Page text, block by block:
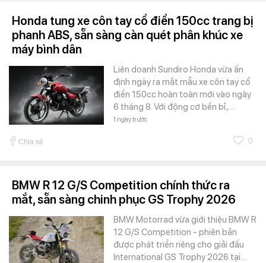
Honda tung xe côn tay cổ điển 150cc trang bị
phanh ABS, sẵn sàng càn quét phân khúc xe
máy bình dân
Liên doanh Sundiro Honda vừa ấn
định ngày ra mắt mẫu xe côn tay cổ
điển 150cc hoàn toàn mới vào ngày
6 tháng 8. Với động cơ bền bỉ,…
1 ngày trước
Chia sẻ 0
BMW R 12 G/S Competition chính thức ra
mắt, sẵn sàng chinh phục GS Trophy 2026
BMW Motorrad vừa giới thiệu BMW R
12 G/S Competition - phiên bản
được phát triển riêng cho giải đấu
International GS Trophy 2026 tại…